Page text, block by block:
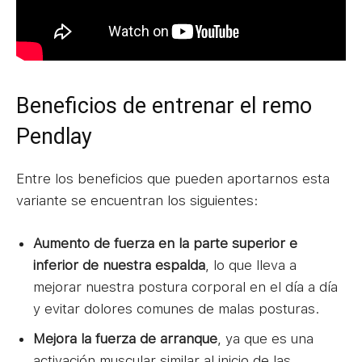
Beneficios de entrenar el remo
Pendlay
Entre los beneficios que pueden aportarnos esta
variante se encuentran los siguientes:
Aumento de fuerza en la parte superior e
inferior de nuestra espalda, lo que lleva a
mejorar nuestra postura corporal en el día a día
y evitar dolores comunes de malas posturas.
Mejora la fuerza de arranque, ya que es una